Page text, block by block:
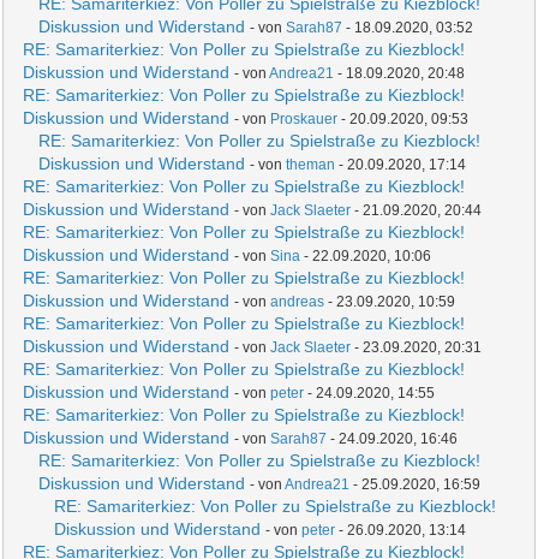
Diskussion und Widerstand - vonSarah87 - 18.09.2020, 03:52
RE: Samariterkiez: Von Poller zu Spielstraße zu Kiezblock!
Diskussion und Widerstand - vonAndrea21 - 18.09.2020, 20:48
RE: Samariterkiez: Von Poller zu Spielstraße zu Kiezblock!
Diskussion und Widerstand - von Proskauer - 20.09.2020, 09:53
RE: Samariterkiez: Von Poller zu Spielstraße zu Kiezblock!
Diskussion und Widerstand - vontheman - 20.09.2020, 17:14
RE: Samariterkiez: Von Poller zu Spielstraße zu Kiezblock!
Diskussion und Widerstand - vonJack Slaeter - 21.09.2020, 20:44
RE: Samariterkiez: Von Poller zu Spielstraße zu Kiezblock!
Diskussion und Widerstand - vonSina - 22.09.2020, 10:06
RE: Samariterkiez: Von Poller zu Spielstraße zu Kiezblock!
Diskussion und Widerstand - vonandreas - 23.09.2020, 10:59
RE: Samariterkiez: Von Poller zu Spielstraße zu Kiezblock!
Diskussion und Widerstand - vonJack Slaeter - 23.09.2020, 20:31
RE: Samariterkiez: Von Poller zu Spielstraße zu Kiezblock!
Diskussion und Widerstand - vonpeter - 24.09.2020, 14:55
RE: Samariterkiez: Von Poller zu Spielstraße zu Kiezblock!
Diskussion und Widerstand - vonSarah87 - 24.09.2020, 16:46
RE: Samariterkiez: Von Poller zu Spielstraße zu Kiezblock!
Diskussion und Widerstand - vonAndrea21 - 25.09.2020, 16:59
RE: Samariterkiez: Von Poller zu Spielstraße zu Kiezblock!
Diskussion und Widerstand - vonpeter - 26.09.2020, 13:14
RE: Samariterkiez: Von Poller zu Spielstraße zu Kiezblock!